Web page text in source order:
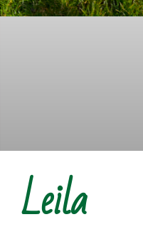
Leila